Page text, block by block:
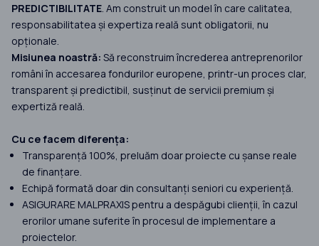
PREDICTIBILITATE. Am construit un model în care calitatea,
responsabilitatea și expertiza reală sunt obligatorii, nu
opționale.
Misiunea noastră: Să reconstruim încrederea antreprenorilor
români în accesarea fondurilor europene, printr-un proces clar,
transparent și predictibil, susținut de servicii premium și
expertiză reală.
Cu ce facem diferența:
Transparență 100%, preluăm doar proiecte cu șanse reale
de finanțare.
Echipă formată doar din consultanți seniori cu experiență.
ASIGURARE MALPRAXIS pentru a despăgubi clienții, în cazul
erorilor umane suferite în procesul de implementare a
proiectelor.